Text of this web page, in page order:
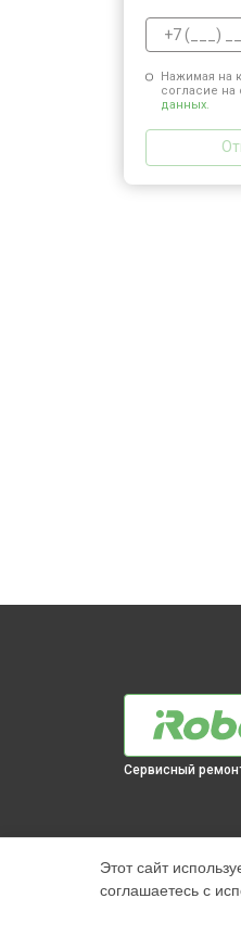
Нажимая на
согласие на
данных.
Сервисный
Этот сайт
соглашаетесь с